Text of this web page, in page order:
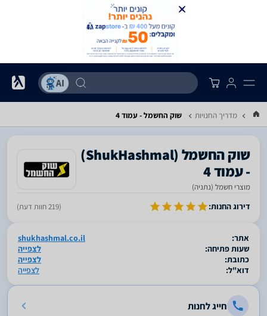
מדריך החנויות שוק החשמל - עמוד 4
‎שוק החשמל‎ ‏(ShukHashmal)
- עמוד 4
מוצרי חשמל (נתניה)
דירוג החנות: (219 חוות דעת)
אתר:
shukhashmal.co.il
שעות פתיחה:
לצפייה
כתובת:
לצפייה
דוא"ל:
לצפייה
חייג לחנות